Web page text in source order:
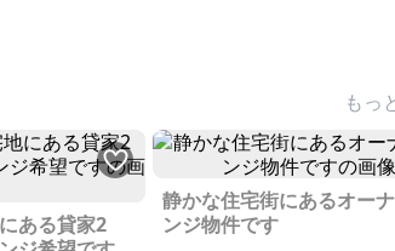
もっ
ある貸家2
静かな住宅街にあるオー
ンジ物件です